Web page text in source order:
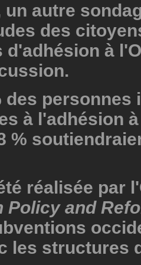
un autre
des
à
des personnes
à l'adhésion
%
réalisée par
Policy and
les structures